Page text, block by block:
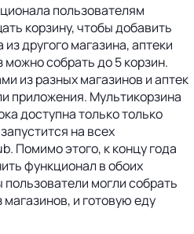
пользователям
корзину, чтобы добавить
другого магазина, аптеки
можно собрать до 5 корзин.
из разных магазинов и аптек
приложения. Мультикорзина
доступна только только
на всех
Помимо этого, к концу года
функционал в обоих
могли собрать
и готовую еду